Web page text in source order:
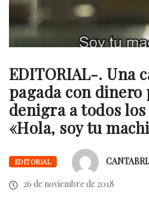
EDITORIAL-. Una
pagada con dinero
denigra a todos
«Hola, soy tu
EDITORIAL
26 de noviembre de 2018